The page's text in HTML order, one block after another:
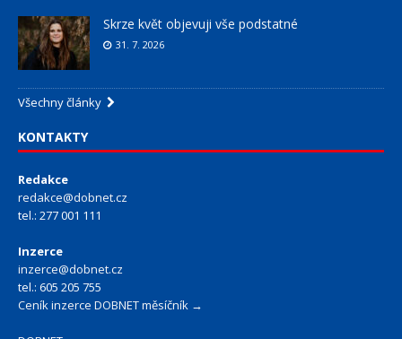
Skrze květ objevuji vše podstatné
31. 7. 2026
Všechny články
KONTAKTY
Redakce
redakce@dobnet.cz
tel.: 277 001 111
Inzerce
inzerce@dobnet.cz
tel.: 605 205 755
Ceník inzerce DOBNET měsíčník →